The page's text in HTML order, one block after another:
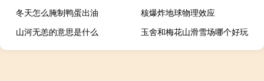
冬天怎么腌制鸭蛋出油
核爆炸地球物理效应
山河无恙的意思是什么
玉舍和梅花山滑雪场哪个好玩